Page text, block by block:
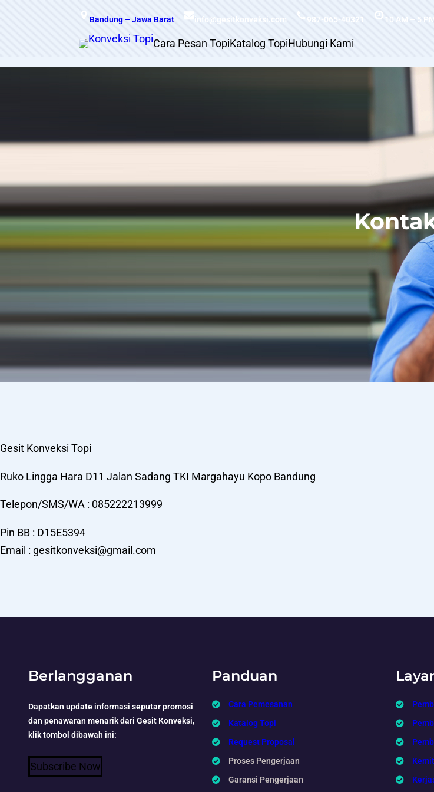
Bandung – Jawa Barat info@gesitkonveksi.com 987-065-40321 10 AM – 5
Cara Pesan Topi Katalog Topi Hubungi Kami
Gesit Konveksi Topi
Ruko Lingga Hara D11 Jalan Sadang TKI Margahayu Kopo Bandung
Telepon/SMS/WA : 085222213999
Pin BB : D15E5394
Email : gesitkonveksi@gmail.com
Berlangganan
Dapatkan update informasi seputar promosi
dan penawaran menarik dari Gesit Konveksi,
klik tombol dibawah ini:
Subscribe Now
Panduan
Cara Pemesanan
Katalog Topi
Request Proposal
Proses Pengerjaan
Garansi Pengerjaan